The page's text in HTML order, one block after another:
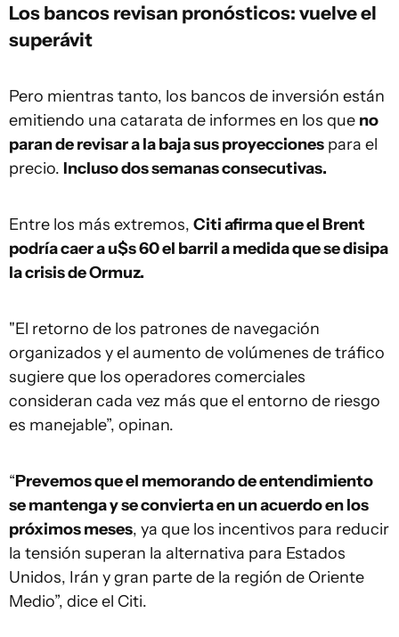
Los bancos revisan pronósticos: vuelve el
superávit
Pero mientras tanto, los bancos de inversión están
emitiendo una catarata de informes en los que no
paran de revisar a la baja sus proyecciones para el
precio. Incluso dos semanas consecutivas.
Entre los más extremos, Citi afirma que el Brent
podría caer a u$s 60 el barril a medida que se disipa
la crisis de Ormuz.
"El retorno de los patrones de navegación
organizados y el aumento de volúmenes de tráfico
sugiere que los operadores comerciales
consideran cada vez más que el entorno de riesgo
es manejable”, opinan.
“Prevemos que el memorando de entendimiento
se mantenga y se convierta en un acuerdo en los
próximos meses, ya que los incentivos para reducir
la tensión superan la alternativa para Estados
Unidos, Irán y gran parte de la región de Oriente
Medio”, dice el Citi.